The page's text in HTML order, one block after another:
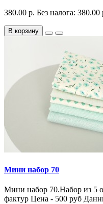
380.00 р. Без налога: 380.00
В корзину
Мини набор 70
Мини набор 70.Набор из 5
фактур Цена - 500 руб